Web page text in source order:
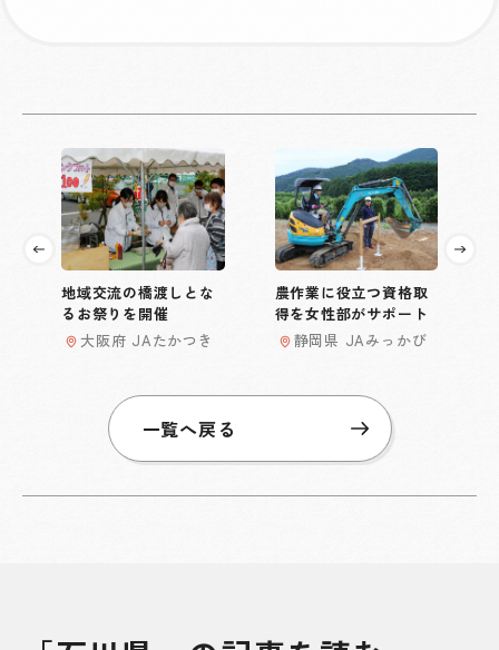
地域交流の橋渡しとな
るお祭りを開催
大阪府 JAたかつき
農作業に役立つ資格取
得を女性部がサポート
静岡県 JAみっかび
一覧へ戻る